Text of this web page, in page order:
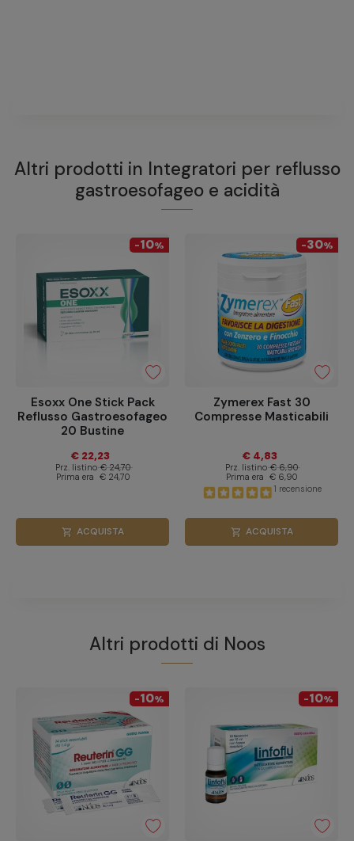
Altri prodotti in Integratori per reflusso
gastroesofageo e acidità
-10%
Esoxx One Stick Pack
Reflusso Gastroesofageo
20 Bustine
€ 22,23
Prz. listino € 24,70
Prima era € 24,70
shopping_cart ACQUISTA
-30%
Zymerex Fast 30
Compresse Masticabili
€ 4,83
Prz. listino € 6,90
Prima era € 6,90
1 recensione
shopping_cart ACQUISTA
Altri prodotti di Noos
-10% -10%